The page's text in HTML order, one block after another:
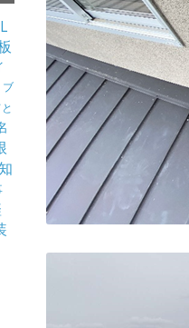
ブ